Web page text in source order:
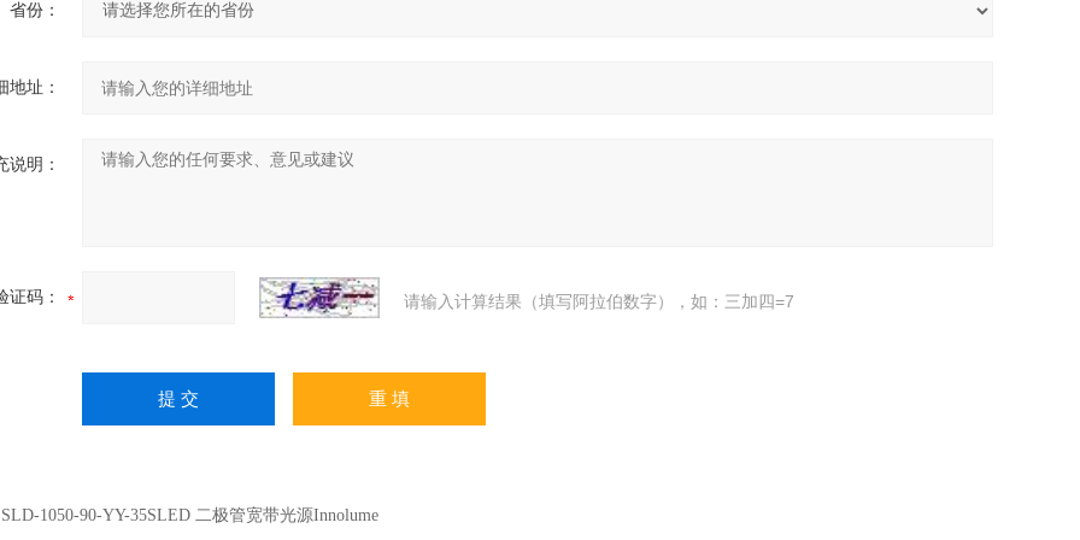
省份：
地址：
说明：
证码： 请输入计算结果（填写阿拉伯数字），如：三加四=7
SLD-1050-90-YY-35SLED 二极管宽带光源Innolume